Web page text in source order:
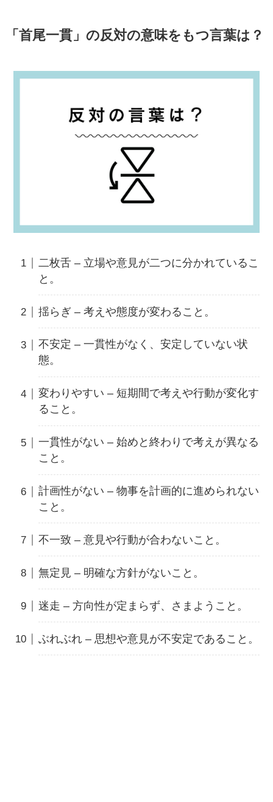
「首尾一貫」の反対の意味をもつ言葉は？
二枚舌 – 立場や意見が二つに分かれているこ
と。
揺らぎ – 考えや態度が変わること。
不安定 – 一貫性がなく、安定していない状
態。
変わりやすい – 短期間で考えや行動が変化す
ること。
一貫性がない – 始めと終わりで考えが異なる
こと。
計画性がない – 物事を計画的に進められない
こと。
不一致 – 意見や行動が合わないこと。
無定見 – 明確な方針がないこと。
迷走 – 方向性が定まらず、さまようこと。
ぶれぶれ – 思想や意見が不安定であること。